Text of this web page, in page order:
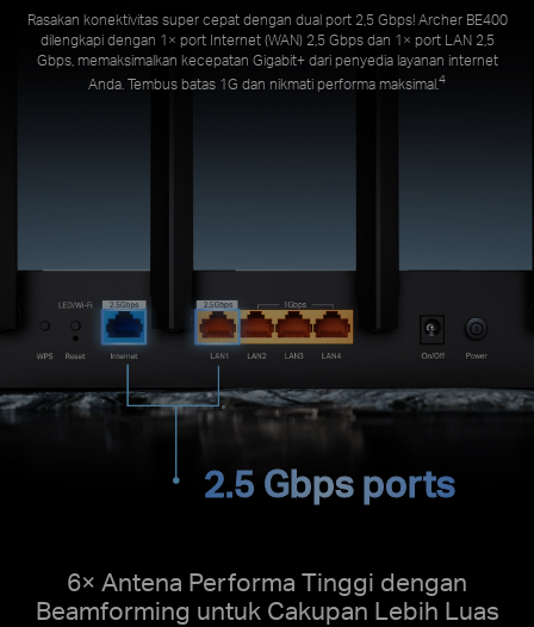
Rasakan konektivitas super cepat dengan dual port 2,5 Gbps! Archer BE400
dilengkapi dengan 1× port Internet (WAN) 2,5 Gbps dan 1× port LAN 2,5
Gbps, memaksimalkan kecepatan Gigabit+ dari penyedia layanan internet
Anda. Tembus batas 1G dan nikmati performa maksimal.4
2.5 Gbps ports
6× Antena Performa Tinggi dengan
Beamforming untuk Cakupan Lebih Luas